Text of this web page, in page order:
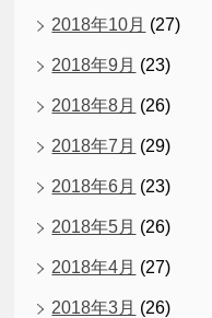
2018年10月 (27)
2018年9月 (23)
2018年8月 (26)
2018年7月 (29)
2018年6月 (23)
2018年5月 (26)
2018年4月 (27)
2018年3月 (26)